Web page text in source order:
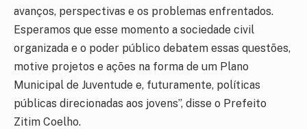
avanços, perspectivas e os problemas enfrentados.
Esperamos que esse momento a sociedade civil
organizada e o poder público debatem essas questões,
motive projetos e ações na forma de um Plano
Municipal de Juventude e, futuramente, políticas
públicas direcionadas aos jovens”, disse o Prefeito
Zitim Coelho.